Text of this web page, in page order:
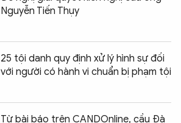
Nguyễn Tiến Thụy
25 tội danh quy định xử lý hình sự đối
với người có hành vi chuẩn bị phạm tội
Từ bài báo trên CANDOnline, cầu Đà